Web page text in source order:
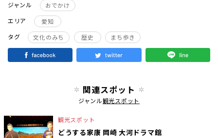
ジャンル
おでかけ
エリア
愛知
タグ
文化のみち 歴史 まち歩き
関連スポット
ジャンル観光スポット
観光スポット
どうする家康 岡崎 大河ドラマ館